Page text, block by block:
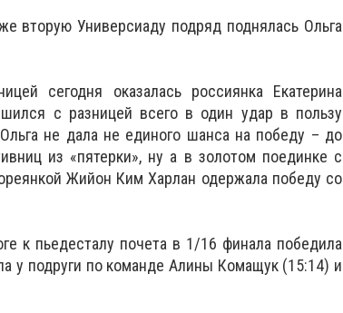
вторую Универсиаду подряд поднялась Ольга
сегодня оказалась россиянка Екатерина
с разницей всего в один удар в пользу
не дала не единого шанса на победу – до
из «пятерки», ну а в золотом поединке с
Жийон Ким Харлан одержала победу со
к пьедесталу почета в 1/16 финала победила
у подруги по команде Алины Комащук (15:14) и